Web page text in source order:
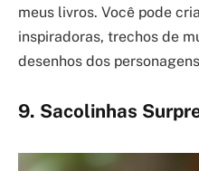
meus livros. Você pode
inspiradoras, trechos de
desenhos dos
9. Sacolinhas